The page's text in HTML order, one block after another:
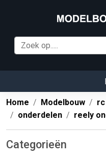
Home Modelbouw
onderdelen
reely
Categorieën